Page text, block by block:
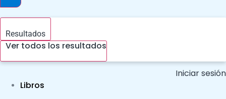
Resultados
Ver todos los resultados
Iniciar sesión
Libros